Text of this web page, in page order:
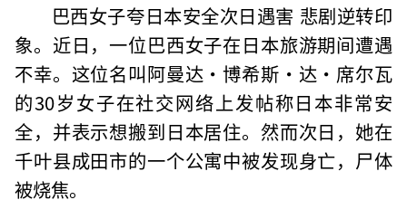
巴西女子夸日本安全次日遇害 悲剧逆转印
象。近日，一位巴西女子在日本旅游期间遭遇
不幸。这位名叫阿曼达·博希斯·达·席尔瓦
的30岁女子在社交网络上发帖称日本非常安
全，并表示想搬到日本居住。然而次日，她在
千叶县成田市的一个公寓中被发现身亡，尸体
被烧焦。